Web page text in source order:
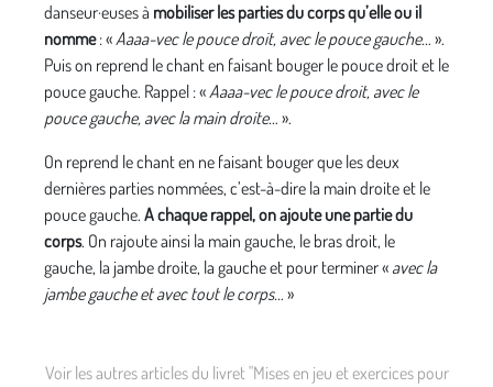
danseur·euses à mobiliser les parties du corps qu’elle ou il
nomme: «Aaaa-vec le pouce droit, avec le pouce gauche… ».
Puis on reprend le chant en faisant bouger le pouce droit et le
pouce gauche. Rappel : «Aaaa-vec le pouce droit, avec le
pouce gauche, avec la main droite… ».
On reprend le chant en ne faisant bouger que les deux
dernières parties nommées, c’est-à-dire la main droite et le
pouce gauche. A chaque rappel, on ajoute une partie du
corps. On rajoute ainsi la main gauche, le bras droit, le
gauche, la jambe droite, la gauche et pour terminer « avec la
jambe gauche et avec tout le corps… »
Voir les autres articles du livret "Mises en jeu et exercices pour